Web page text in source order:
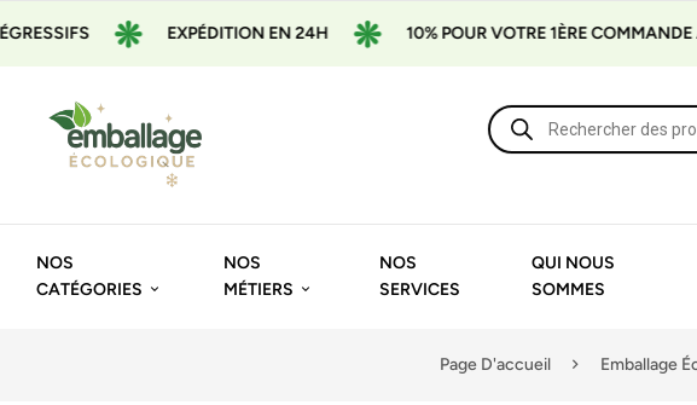
EXPÉDITION EN 24H 10% POUR VOTRE 1ÈRE COMMANDE AVEC LE
NOS
CATÉGORIES
NOS
MÉTIERS
NOS
SERVICES
QUI NOUS
SOMMES
Page D'accueil Emballage